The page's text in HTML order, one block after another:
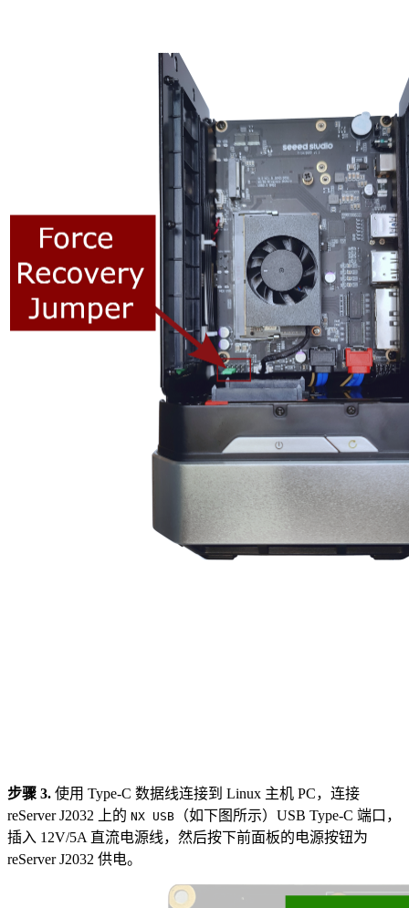
步骤 3. 使用 Type-C 数据线连接到 Linux 主机 PC，连接
reServer J2032 上的 NX USB （如下图所示）USB Type-C 端口，
插入 12V/5A 直流电源线，然后按下前面板的电源按钮为
reServer J2032 供电。